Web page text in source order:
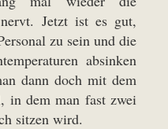
Jetzt ist es gut,
zu sein und die
absinken
dann doch mit dem
in dem man fast zwei
sitzen wird.